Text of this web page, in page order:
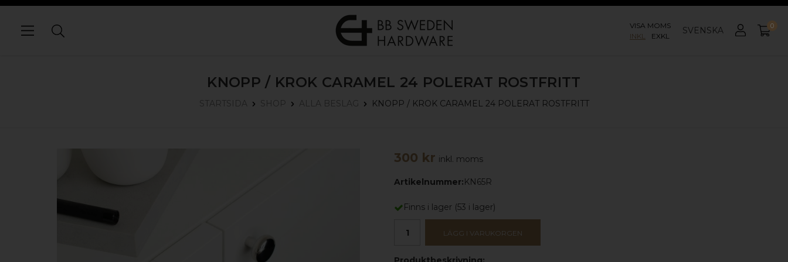
VISA MOMS
INKL
EXKL SVENSKA 0
KNOPP / KROK CARAMEL 24 POLERAT ROSTFRITT
STARTSIDA SHOP ALLA BESLAG KNOPP / KROK CARAMEL 24 POLERAT ROSTFRITT
300 kr inkl. moms
Artikelnummer:KN65R
Finns i lager (53 i lager)
LÄGG I VARUKORGEN